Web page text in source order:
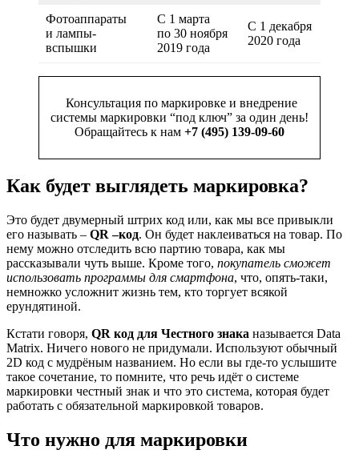
Фотоаппараты
и лампы-
вспышки
С 1 марта
по 30 ноября
2019 года
С 1 декабря
2020 года
Консультация по маркировке и внедрение
системы маркировки “под ключ” за один день!
Обращайтесь к нам +7 (495) 139-09-60
Как будет выглядеть маркировка?
Это будет двумерный штрих код или, как мы все привыкли
его называть – QR –код. Он будет наклеиваться на товар. По
нему можно отследить всю партию товара, как мы
рассказывали чуть выше. Кроме того, покупатель сможет
использовать программы для смартфона, что, опять-таки,
немножко усложнит жизнь тем, кто торгует всякой
ерундятиной.
Кстати говоря, QR код для Честного знака называется Data
Matrix. Ничего нового не придумали. Используют обычный
2D код с мудрёным названием. Но если вы где-то услышите
такое сочетание, то помните, что речь идёт о системе
маркировки честный знак и что это система, которая будет
работать с обязательной маркировкой товаров.
Что нужно для маркировки